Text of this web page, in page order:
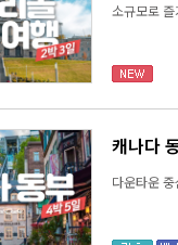
소규모로
캐나다
다운타운